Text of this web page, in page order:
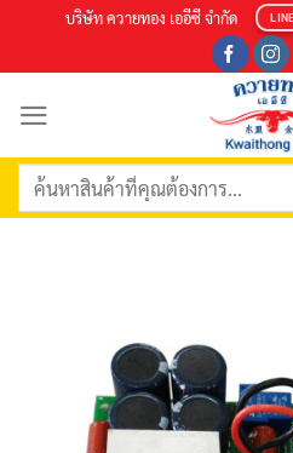
content
บริษัท ควายทอง เออีซี จำกัด LINE
ค้นหา: